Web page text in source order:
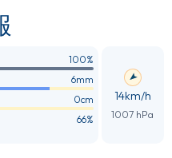
100%
6mm
0cm
66%
14km/h
1007 hPa